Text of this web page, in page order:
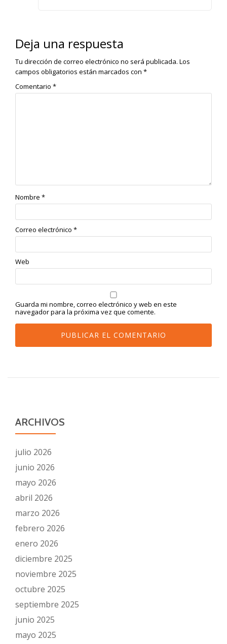
Deja una respuesta
Tu dirección de correo electrónico no será publicada. Los
campos obligatorios están marcados con *
Comentario *
Nombre *
Correo electrónico *
Web
Guarda mi nombre, correo electrónico y web en este
navegador para la próxima vez que comente.
ARCHIVOS
julio 2026
junio 2026
mayo 2026
abril 2026
marzo 2026
febrero 2026
enero 2026
diciembre 2025
noviembre 2025
octubre 2025
septiembre 2025
junio 2025
mayo 2025